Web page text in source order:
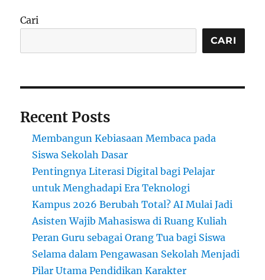
Cari
CARI
Recent Posts
Membangun Kebiasaan Membaca pada
Siswa Sekolah Dasar
Pentingnya Literasi Digital bagi Pelajar
untuk Menghadapi Era Teknologi
Kampus 2026 Berubah Total? AI Mulai Jadi
Asisten Wajib Mahasiswa di Ruang Kuliah
Peran Guru sebagai Orang Tua bagi Siswa
Selama dalam Pengawasan Sekolah Menjadi
Pilar Utama Pendidikan Karakter